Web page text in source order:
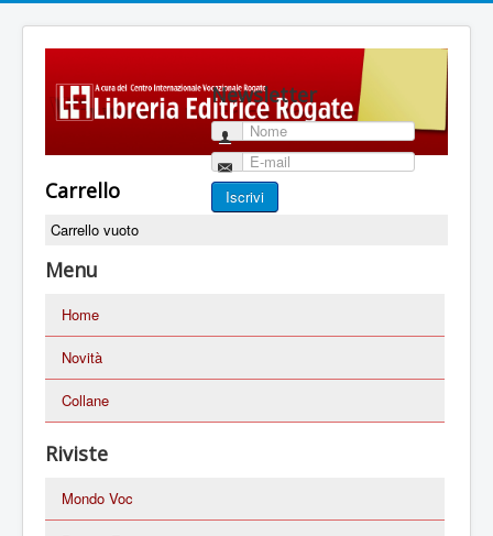
Newsletter
Nome
E-mail
Iscrivi
Carrello
Carrello vuoto
Menu
Home
Novità
Collane
Riviste
Mondo Voc